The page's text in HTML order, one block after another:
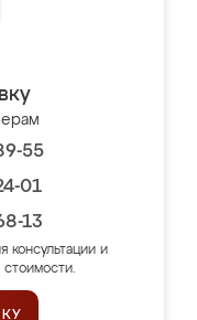
55
01
13
консультации и
стоимости.